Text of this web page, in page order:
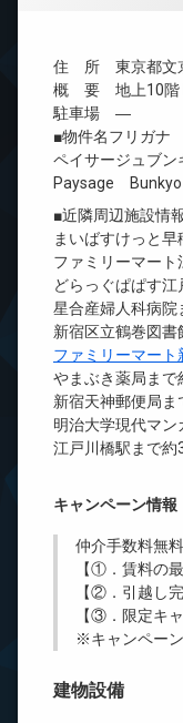
住 所 東京都文
概 要 地上10階
駐車場 ―
■物件名フリガナ
ペイサージュブン
Paysage Bunkyo
■近隣周辺施設情
まいばすけっと
ファミリーマー
どらっぐぱぱす
星合産婦人科病院
新宿区立鶴巻図
ファミリーマート
やまぶき薬局まで
新宿天神郵便局ま
明治大学現代マ
江戸川橋駅まで約
キャンペーン情報
仲介手数料無料
【①．賃料の
【②．引越し
【③．限定キ
※キャンペー
建物設備